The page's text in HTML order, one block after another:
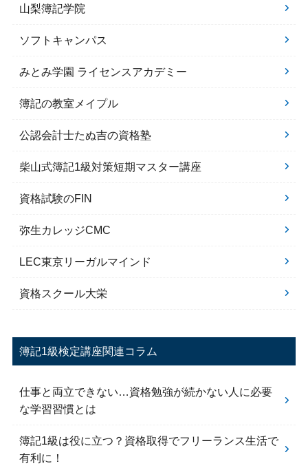
山梨簿記学院
ソフトキャンパス
みとみ学園 ライセンスアカデミー
簿記の教室メイプル
公認会計士たぬ吉の資格塾
柴山式簿記1級対策短期マスター講座
資格試験のFIN
弥生カレッジCMC
LEC東京リーガルマインド
資格スクール大栄
簿記1級検定講座関連コラム
仕事と両立できない…資格勉強が続かない人に必要
な学習習慣とは
簿記1級は役に立つ？資格取得でフリーランス生活で
有利に！